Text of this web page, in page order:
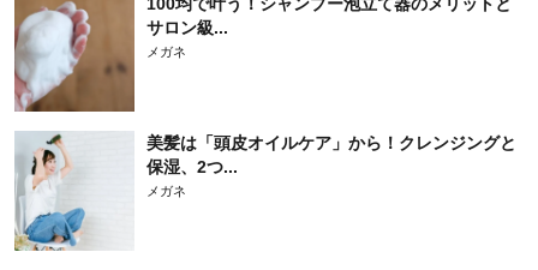
サロン級...
メガネ
美髪は「頭皮オイルケア」から！クレンジングと
保湿、2つ...
メガネ